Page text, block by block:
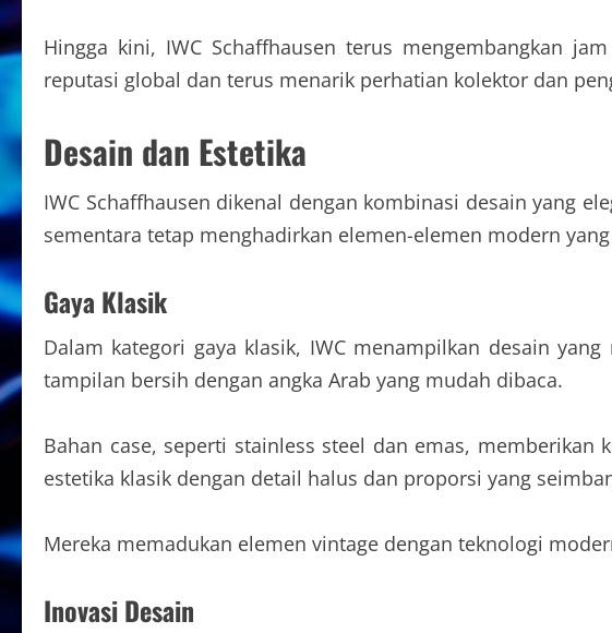
Hingga kini, IWC Schaffhausen terus mengembangkan
reputasi global dan terus menarik perhatian kolektor dan
Desain dan Estetika
IWC Schaffhausen dikenal dengan kombinasi desain yang
sementara tetap menghadirkan elemen-elemen modern
Gaya Klasik
Dalam kategori gaya klasik, IWC menampilkan desain
tampilan bersih dengan angka Arab yang mudah dibaca.
Bahan case, seperti stainless steel dan emas,
estetika klasik dengan detail halus dan proporsi yang
Mereka memadukan elemen vintage dengan teknologi
Inovasi Desain